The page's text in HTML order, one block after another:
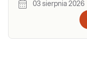
03 sierpnia 2026